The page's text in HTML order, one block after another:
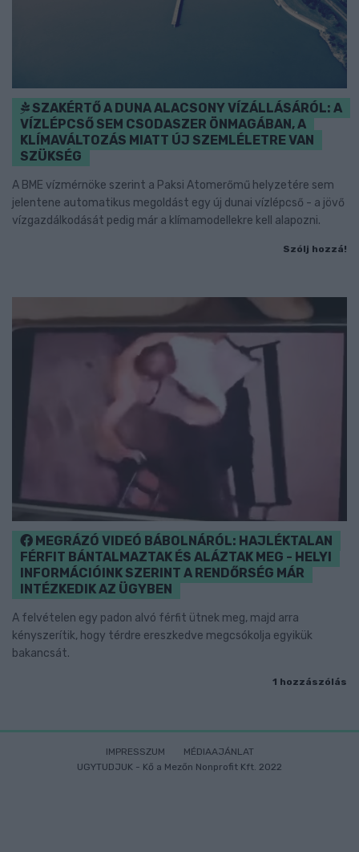
SZAKÉRTŐ A DUNA ALACSONY VÍZÁLLÁSÁRÓL: A
VÍZLÉPCSŐ SEM CSODASZER ÖNMAGÁBAN, A
KLÍMAVÁLTOZÁS MIATT ÚJ SZEMLÉLETRE VAN
SZÜKSÉG
A BME vízmérnöke szerint a Paksi Atomerőmű helyzetére sem
jelentene automatikus megoldást egy új dunai vízlépcső - a jövő
vízgazdálkodását pedig már a klímamodellekre kell alapozni.
Szólj hozzá!
MEGRÁZÓ VIDEÓ BÁBOLNÁRÓL: HAJLÉKTALAN
FÉRFIT BÁNTALMAZTAK ÉS ALÁZTAK MEG - HELYI
INFORMÁCIÓINK SZERINT A RENDŐRSÉG MÁR
INTÉZKEDIK AZ ÜGYBEN
A felvételen egy padon alvó férfit ütnek meg, majd arra
kényszerítik, hogy térdre ereszkedve megcsókolja egyikük
bakancsát.
1 hozzászólás
IMPRESSZUM
MÉDIAAJÁNLAT
UGYTUDJUK - Kő a Mezőn Nonprofit Kft. 2022